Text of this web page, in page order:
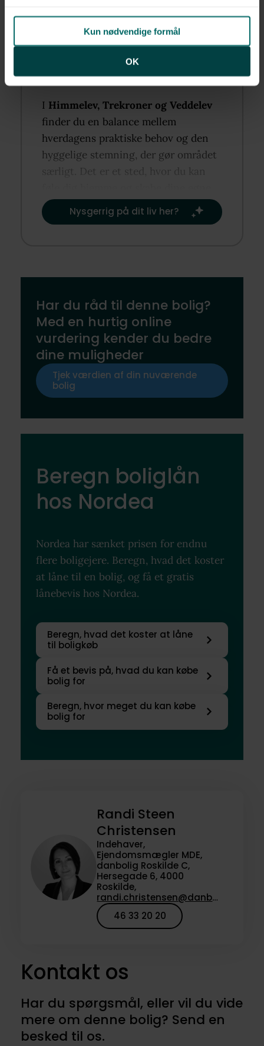
Kun nødvendige formål
OK
I Himmelev, Trekroner og Veddelev
finder du en balance mellem
hverdagens praktiske behov og den
hyggelige stemning, der gør området
særligt. Det er et sted, hvor du kan
rutiner og traditioner.​
Nysgerrig på dit liv her?​
Har du råd til denne bolig?
Med en hurtig online
vurdering kender du bedre
dine muligheder
Tjek værdien af din nuværende
bolig
Beregn boliglån
hos Nordea
Nordea har sænket prisen for endnu
flere boligejere. Beregn, hvad det koster
at låne til en bolig, og få et gratis
lånebevis hos Nordea.
Beregn, hvad det koster at låne
til boligkøb
Få et bevis på, hvad du kan købe
bolig for
Beregn, hvor meget du kan købe
bolig for
Randi Steen
Christensen
Indehaver,
Ejendomsmægler MDE,
danbolig Roskilde C,
Hersegade 6, 4000
Roskilde,
randi.christensen@danbolig.dk
46 33 20 20
Kontakt os
Har du spørgsmål, eller vil du vide
mere om denne bolig? Send en
besked til os.